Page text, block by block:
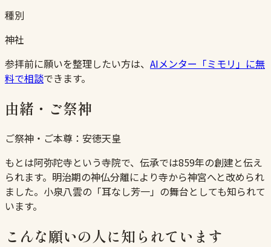
種別
神社
参拝前に願いを整理したい方は、 AIメンター「ミモリ」に無
料で相談できます。
由緒・ご祭神
ご祭神・ご本尊： 安徳天皇
もとは阿弥陀寺という寺院で、伝承では859年の創建と伝え
られます。明治期の神仏分離により寺から神宮へと改められ
ました。小泉八雲の「耳なし芳一」の舞台としても知られて
います。
こんな願いの人に知られています